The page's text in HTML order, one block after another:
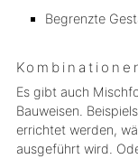
Begrenzte
Es gibt auch
Bauweisen.
errichtet werden,
ausgeführt wird.